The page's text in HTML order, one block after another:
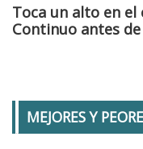
Toca un alto en
Continuo antes
MEJORES Y